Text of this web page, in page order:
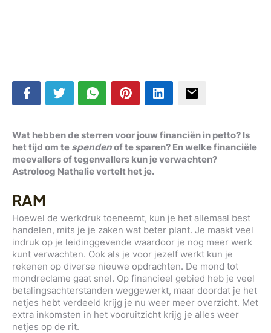
Wat hebben de sterren voor jouw financiën in petto? Is
het tijd om te spendenof te sparen? En welke financiële
meevallers of tegenvallers kun je verwachten?
Astroloog Nathalie vertelt het je.
RAM
Hoewel de werkdruk toeneemt, kun je het allemaal best
handelen, mits je je zaken wat beter plant. Je maakt veel
indruk op je leidinggevende waardoor je nog meer werk
kunt verwachten. Ook als je voor jezelf werkt kun je
rekenen op diverse nieuwe opdrachten. De mond tot
mondreclame gaat snel. Op financieel gebied heb je veel
betalingsachterstanden weggewerkt, maar doordat je het
netjes hebt verdeeld krijg je nu weer meer overzicht. Met
extra inkomsten in het vooruitzicht krijg je alles weer
netjes op de rit.